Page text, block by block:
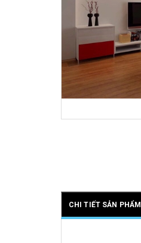
CHI TIẾT SẢN PHẨM